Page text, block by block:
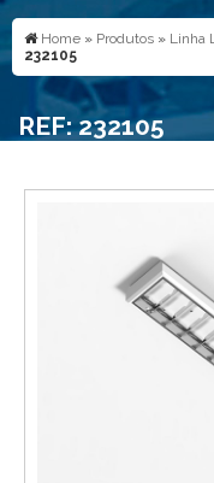
Home » Produtos » Linha
232105
REF: 232105